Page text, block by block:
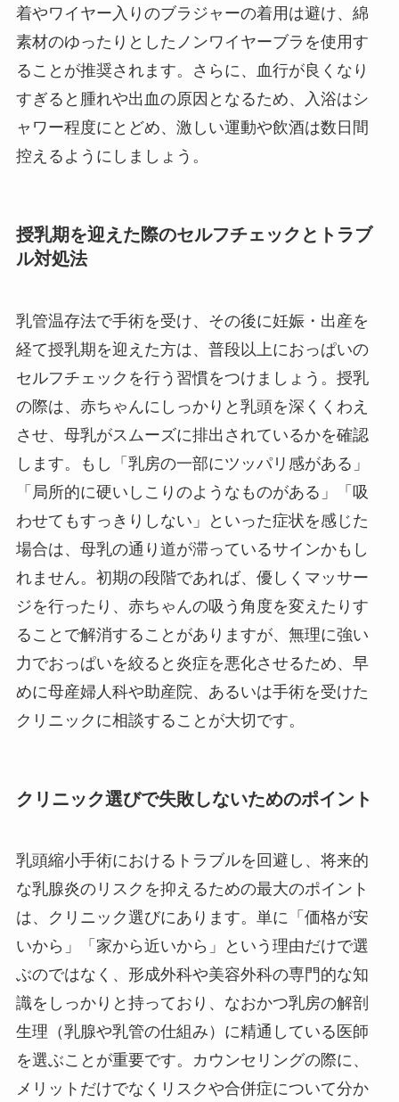
着やワイヤー入りのブラジャーの着用は避け、綿
素材のゆったりとしたノンワイヤーブラを使用す
ることが推奨されます。さらに、血行が良くなり
すぎると腫れや出血の原因となるため、入浴はシ
ャワー程度にとどめ、激しい運動や飲酒は数日間
控えるようにしましょう。
授乳期を迎えた際のセルフチェックとトラブ
ル対処法
乳管温存法で手術を受け、その後に妊娠・出産を
経て授乳期を迎えた方は、普段以上におっぱいの
セルフチェックを行う習慣をつけましょう。授乳
の際は、赤ちゃんにしっかりと乳頭を深くくわえ
させ、母乳がスムーズに排出されているかを確認
します。もし「乳房の一部にツッパリ感がある」
「局所的に硬いしこりのようなものがある」「吸
わせてもすっきりしない」といった症状を感じた
場合は、母乳の通り道が滞っているサインかもし
れません。初期の段階であれば、優しくマッサー
ジを行ったり、赤ちゃんの吸う角度を変えたりす
ることで解消することがありますが、無理に強い
力でおっぱいを絞ると炎症を悪化させるため、早
めに母産婦人科や助産院、あるいは手術を受けた
クリニックに相談することが大切です。
クリニック選びで失敗しないためのポイント
乳頭縮小手術におけるトラブルを回避し、将来的
な乳腺炎のリスクを抑えるための最大のポイント
は、クリニック選びにあります。単に「価格が安
いから」「家から近いから」という理由だけで選
ぶのではなく、形成外科や美容外科の専門的な知
識をしっかりと持っており、なおかつ乳房の解剖
生理（乳腺や乳管の仕組み）に精通している医師
を選ぶことが重要です。カウンセリングの際に、
メリットだけでなくリスクや合併症について分か